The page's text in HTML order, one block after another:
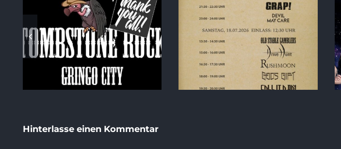
Running Order 2026
Special Album Release
Show at Tombstone Rock!
Hinterlasse einen Kommentar